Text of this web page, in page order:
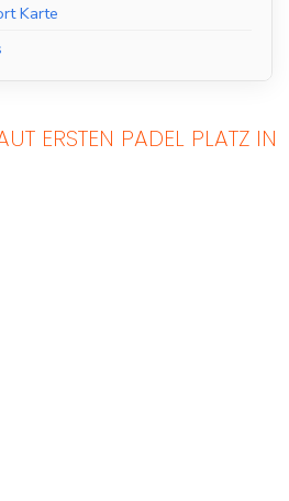
Karte
ERSTEN PADEL PLATZ IN